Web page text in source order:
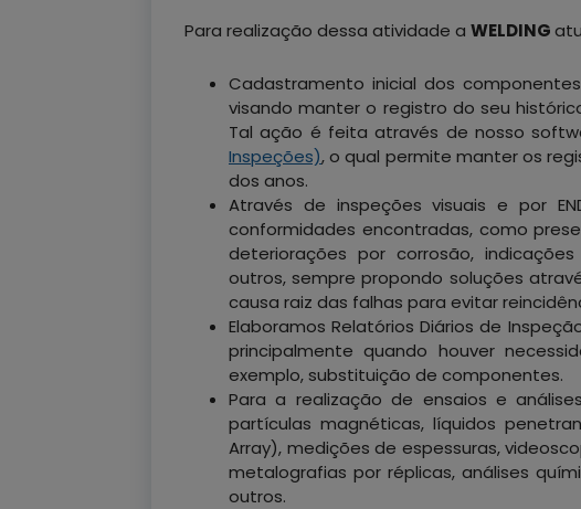
Para realização dessa atividade a WELDING
Cadastramento inicial dos
visando manter o registro do seu
Tal ação é feita através de nosso
Inspeções), o qual permite manter os
dos anos.
Através de inspeções visuais e por
conformidades encontradas, como
deteriorações por corrosão,
outros, sempre propondo soluções
causa raiz das falhas para evitar
Elaboramos Relatórios Diários de
principalmente quando houver
exemplo, substituição de componentes.
Para a realização de ensaios e
partículas magnéticas, líquidos
Array), medições de espessuras,
metalografias por réplicas, análises
outros.